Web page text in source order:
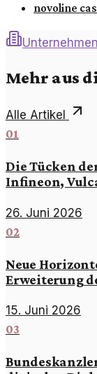
novoline
Unternehmen
Mehr aus
Alle Artikel
01
Die Tücken
Infineon,
26. Juni 2026
02
Neue
Erweiterung
15. Juni 2026
03